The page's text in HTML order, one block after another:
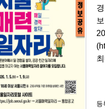
등